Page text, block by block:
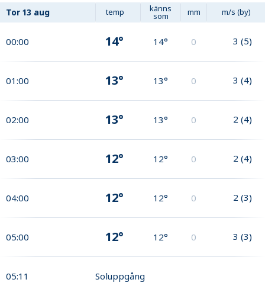
Tor 13 aug temp känns
som mm m/s (by)
00:00 14° 14° 0 3 (5)
01:00 13° 13° 0 3 (4)
02:00 13° 13° 0 2 (4)
03:00 12° 12° 0 2 (4)
04:00 12° 12° 0 2 (3)
05:00 12° 12° 0 3 (3)
05:11 Soluppgång